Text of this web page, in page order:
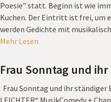
Poesie" statt. Beginn ist wie
Kuchen. Der Eintritt ist frei, um
werden Gedichte mit
Mehr Lesen
Frau Sonntag und
Frau Sonntag und ihr ständiger